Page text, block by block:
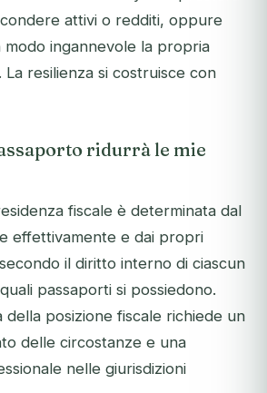
attivi o redditi, oppure
ingannevole la propria
La resilienza si costruisce con
ridurrà le mie
fiscale è determinata dal
effettivamente e dai propri
il diritto interno di ciascun
passaporti si possiedono.
della posizione fiscale richiede un
delle circostanze e una
nelle giurisdizioni